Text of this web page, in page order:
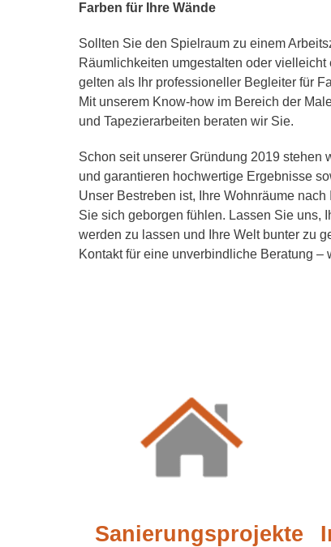
Farben für Ihre Wände
Sollten Sie den Spielraum zu einem
Räumlichkeiten umgestalten oder
gelten als Ihr professioneller Begleiter für
Mit unserem Know-how im Bereich der
und Tapezierarbeiten beraten wir Sie.
Schon seit unserer Gründung 2019 stehen
und garantieren hochwertige Ergebnisse
Unser Bestreben ist, Ihre Wohnräume
Sie sich geborgen fühlen. Lassen Sie uns,
werden zu lassen und Ihre Welt bunter zu
Kontakt für eine unverbindliche Beratung –
Sanierungsprojekte